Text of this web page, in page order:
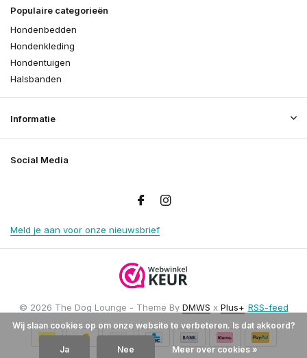
Populaire categorieën
Hondenbedden
Hondenkleding
Hondentuigen
Halsbanden
Informatie
Social Media
Meld je aan voor onze nieuwsbrief
© 2026 The Dog Lounge - Theme By DMWS x Plus+ RSS-feed
Wij slaan cookies op om onze website te verbeteren. Is dat akkoord?
Ja Nee Meer over cookies »